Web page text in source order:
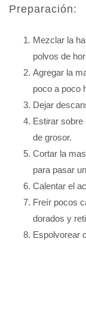
Preparación:
Mezclar la
polvos de
Agregar la
poco a poco
Dejar
Estirar sobre
de grosor.
Cortar la
para pasar
Calentar el
Freír pocos
dorados y
Espolvorear